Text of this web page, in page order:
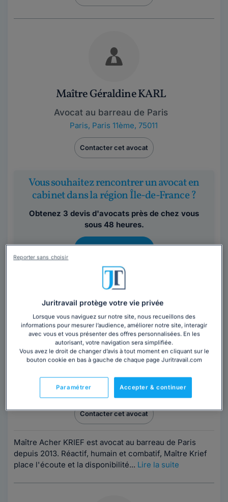
Maître Géraldine KARL
Avocat au barreau de Paris
Paris, Paris 11ème, 75011
Contacter cet avocat
Vous souhaitez rencontrer un avocat en
cabinet dans la région Île-de-France ?
Obtenez 3 devis d'avocats près de chez vous
sous 48 heures.
Trouver un avocat
Maître Acher KRIEF
Avocat au barreau de Paris
13 années d'expérience
Contacter cet avocat
Maître Acher KRIEF est avocat au barreau de Paris
depuis 2013. Réactif, humain et combatif, Maître Krief
place l'écoute et la disponibilité... Lire la suite
Juritravail protège votre vie privée
Lorsque vous naviguez sur notre site, nous recueillons des
informations pour mesurer l’audience, améliorer notre site, interagir
avec vous et vous présenter des offres personnalisées. En les
autorisant, votre navigation sera simplifiée.
Vous avez le droit de changer d’avis à tout moment en cliquant sur le
bouton cookie en bas à gauche de chaque page Juritravail.com
Accepter & continuer
Paramétrer
Reporter sans choisir